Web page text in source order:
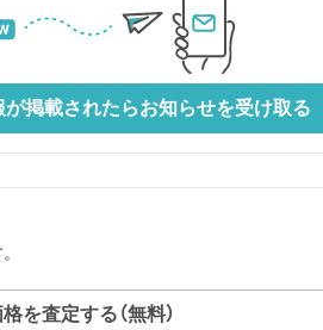
が掲載されたらお知らせを受け取る
を査定する（無料）